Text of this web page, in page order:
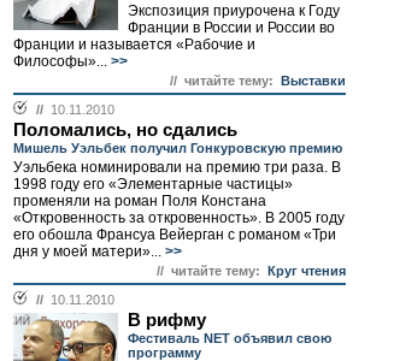
Экспозиция приурочена к Году
Франции в России и России во
Франции и называется «Рабочие и
Философы»... >>
// читайте тему: Выставки
// 10.11.2010
Поломались, но сдались
Мишель Уэльбек получил Гонкуровскую премию
Уэльбека номинировали на премию три раза. В
1998 году его «Элементарные частицы»
променяли на роман Поля Констана
«Откровенность за откровенность». В 2005 году
его обошла Франсуа Вейерган с романом «Три
дня у моей матери»... >>
// читайте тему: Круг чтения
// 10.11.2010
В рифму
Фестиваль NET объявил свою
программу